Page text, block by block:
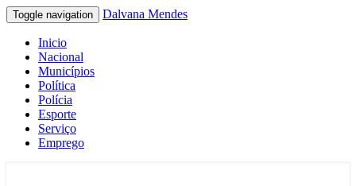
Toggle navigation Dalvana Mendes
Inicio
Nacional
Municípios
Política
Polícia
Esporte
Serviço
Emprego